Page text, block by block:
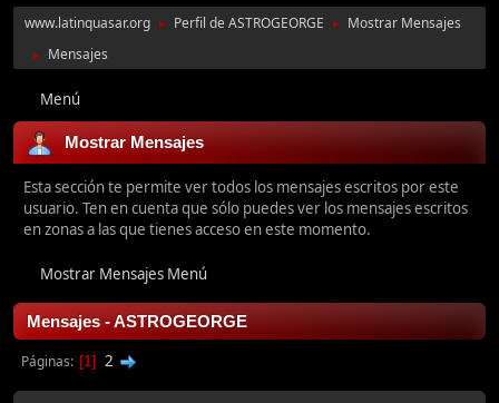
www.latinquasar.org ► Perfil de ASTROGEORGE ► Mostrar Mensajes
► Mensajes
Menú
Mostrar Mensajes
Esta sección te permite ver todos los mensajes escritos por este
usuario. Ten en cuenta que sólo puedes ver los mensajes escritos
en zonas a las que tienes acceso en este momento.
Mostrar Mensajes Menú
Mensajes - ASTROGEORGE
Páginas 1 2